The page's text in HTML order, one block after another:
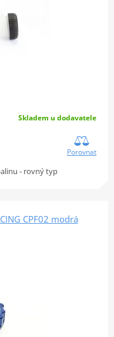
Skladem u dodavatele
Porovnat
- rovný typ
CPF02 modrá